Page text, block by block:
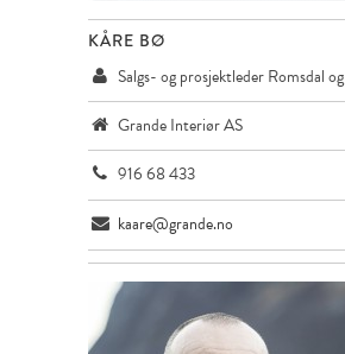
KÅRE BØ
Salgs- og prosjektleder Romsdal
Grande Interiør AS
916 68 433
kaare@grande.no